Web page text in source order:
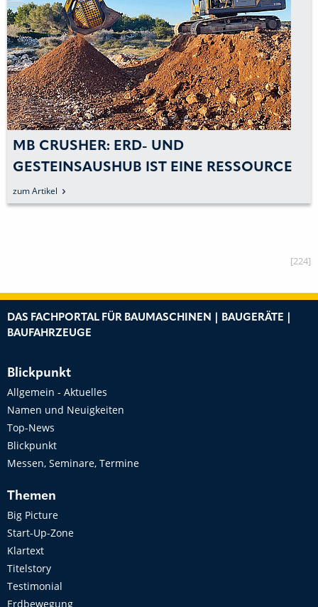
MB CRUSHER: ERD- UND
GESTEINSAUSHUB IST EINE RESSOURCE
zum Artikel
[224]
DAS FACHPORTAL FÜR BAUMASCHINEN | BAUGERÄTE |
BAUFAHRZEUGE
Blickpunkt
Allgemein - Aktuelles
Namen und Neuigkeiten
Top-News
Blickpunkt
Messen, Seminare, Termine
Themen
Big Picture
Start-Up-Zone
Klartext
Titelstory
Testimonial
Erdbewegung